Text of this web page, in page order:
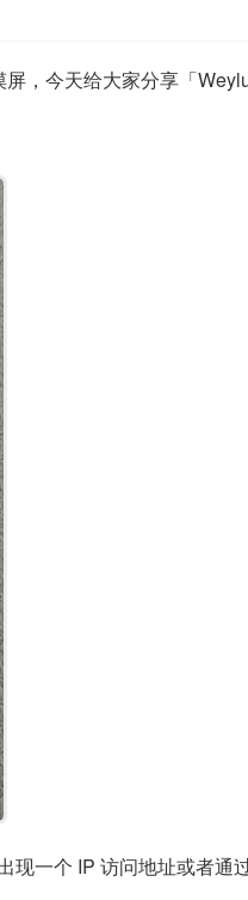
，今天给大家分享「
现一个 IP 访问地址或者通